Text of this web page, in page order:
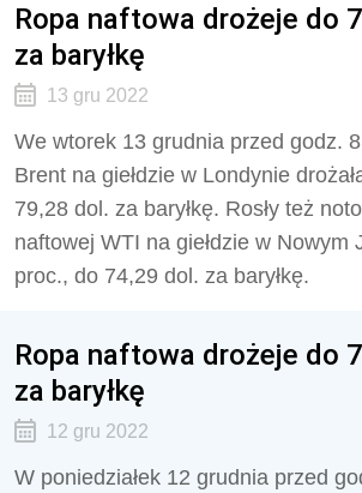
Ropa naftowa drożeje do
za baryłkę
13 gru 2022
We wtorek 13 grudnia przed godz.
Brent na giełdzie w Londynie
79,28 dol. za baryłkę. Rosły też
naftowej WTI na giełdzie w Nowym
proc., do 74,29 dol. za baryłkę.
Ropa naftowa drożeje do
za baryłkę
12 gru 2022
W poniedziałek 12 grudnia przed